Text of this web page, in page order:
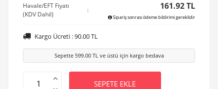
Havale/EFT Fiyatı
(KDV Dahil)
: 161.92 TL
Sipariş sonrası ödeme bildirimi gereklidir
Kargo Ücreti :90.00TL
Sepette 599.00TL ve üstü için kargo bedava
SEPETE EKLE